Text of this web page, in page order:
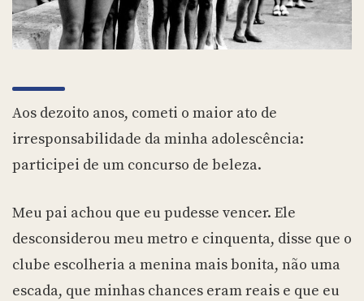
Aos dezoito anos, cometi o maior ato de
irresponsabilidade da minha adolescência:
participei de um concurso de beleza.
Meu pai achou que eu pudesse vencer. Ele
desconsiderou meu metro e cinquenta, disse que o
clube escolheria a menina mais bonita, não uma
escada, que minhas chances eram reais e que eu